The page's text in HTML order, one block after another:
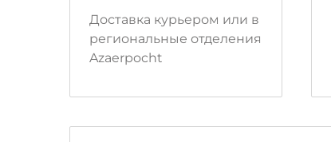
Доставка курьером или в
региональные отделения
Azaerpocht